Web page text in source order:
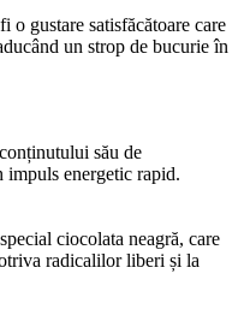
o gustare satisfăcătoare care
un strop de bucurie în
său de
energetic rapid.
ciocolata neagră, care
radicalilor liberi și la